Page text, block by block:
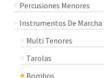
Percusiones Menores
Instrumentos De Marcha
Multi Tenores
Tarolas
Bombos